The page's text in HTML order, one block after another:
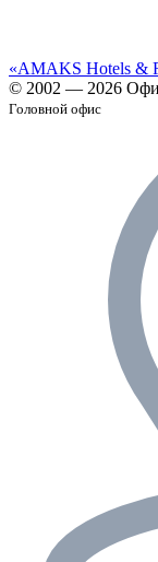
«AMAKS Hotels &
© 2002 — 2026
Головной офис